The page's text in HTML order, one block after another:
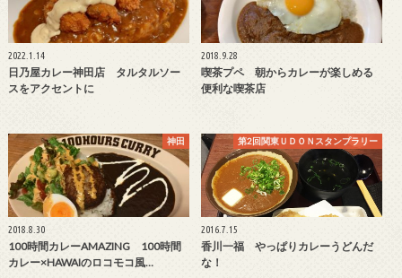
2022.1.14
日乃屋カレー神田店 タルタルソー
スをアクセントに
2018.9.28
喫茶プペ 朝からカレーが楽しめる
便利な喫茶店
神田
2018.8.30
100時間カレーAMAZING 100時間
カレー×HAWAIのロコモコ風…
第2回関東ＵＤＯＮスタンプラリー
2016.7.15
香川一福 やっぱりカレーうどんだ
な！